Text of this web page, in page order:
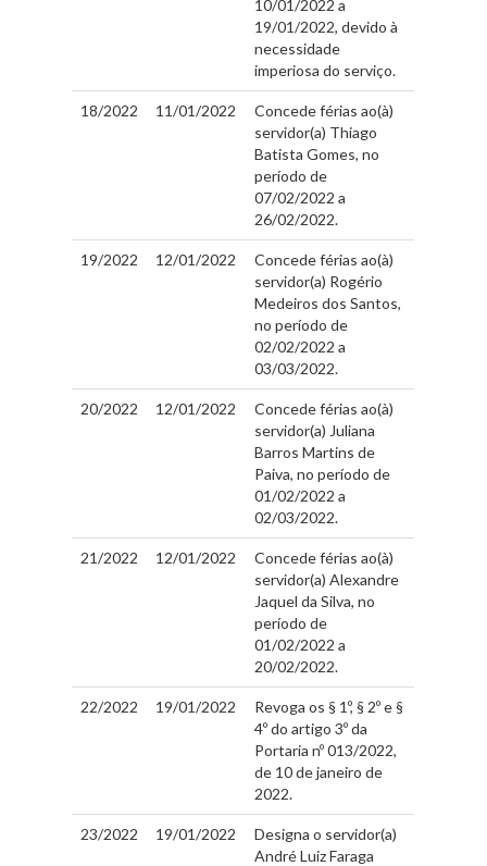
10/01/2022 a
19/01/2022, devido à
necessidade
imperiosa do serviço.
18/2022 11/01/2022
Concede férias ao(à)
servidor(a) Thiago
Batista Gomes, no
período de
07/02/2022 a
26/02/2022.
19/2022 12/01/2022
Concede férias ao(à)
servidor(a) Rogério
Medeiros dos Santos,
no período de
02/02/2022 a
03/03/2022.
20/2022 12/01/2022
Concede férias ao(à)
servidor(a) Juliana
Barros Martins de
Paiva, no período de
01/02/2022 a
02/03/2022.
21/2022 12/01/2022
Concede férias ao(à)
servidor(a) Alexandre
Jaquel da Silva, no
período de
01/02/2022 a
20/02/2022.
22/2022 19/01/2022
Revoga os § 1º, § 2º e §
4º do artigo 3º da
Portaria nº 013/2022,
de 10 de janeiro de
2022.
23/2022 19/01/2022
Designa o servidor(a)
André Luiz Faraga